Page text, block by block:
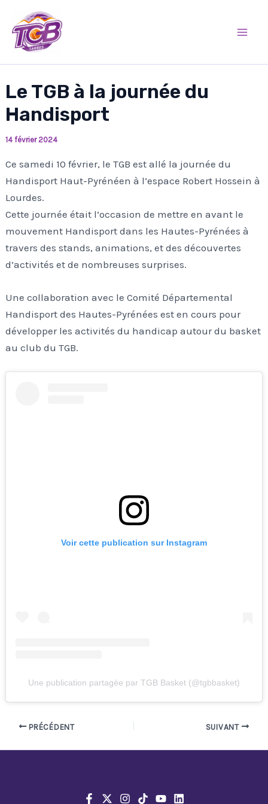
contenu
Le TGB à la journée du
Handisport
14 février 2024
Ce samedi 10 février, le TGB est allé la journée du
Handisport Haut-Pyrénéen à l’espace Robert Hossein à
Lourdes.
Cette journée était l’occasion de mettre en avant le
mouvement Handisport dans les Hautes-Pyrénées à
travers des stands, animations, et des découvertes
d’activités et de nombreuses surprises.
Une collaboration avec le Comité Départemental
Handisport des Hautes-Pyrénées est en cours pour
développer les activités du handicap autour du basket
au club du TGB.
Voir cette publication sur Instagram
Une publication partagée par TGB Basket (@tgbbasket)
PRÉCÉDENT SUIVANT